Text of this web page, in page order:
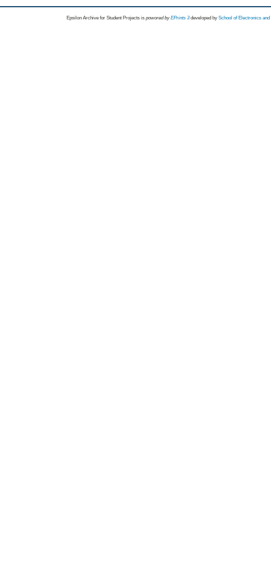
Epsilon Archive for Student Projects is powored byEPrints 3 developed by School of Electronics